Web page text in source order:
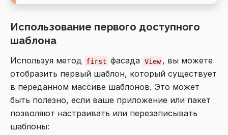
Использование первого доступного
шаблона
Используя метод first фасада View , вы можете
отобразить первый шаблон, который существует
в переданном массиве шаблонов. Это может
быть полезно, если ваше приложение или пакет
позволяют настраивать или перезаписывать
шаблоны: